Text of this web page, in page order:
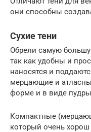
они способны
Сухие тени
Обрели самую
так как удобны и
наносятся и
мерцающие и
форме и в виде
Компактные
который очень